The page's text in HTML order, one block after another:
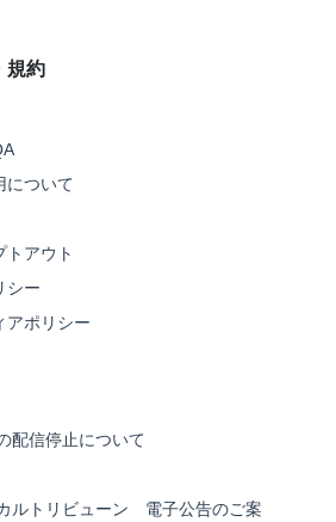
規約
について
トアウト
シー
アポリシー
配信停止について
ルトリビューン 電子公告のご案